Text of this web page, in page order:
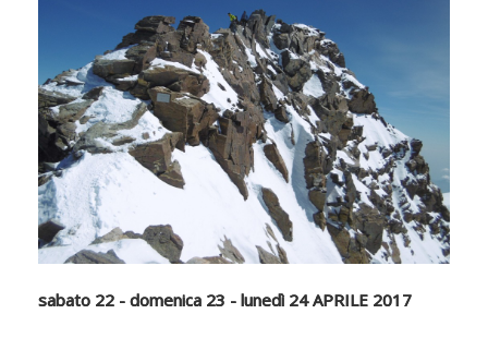
sabato 22 - domenica 23 - lunedì 24 APRILE 2017